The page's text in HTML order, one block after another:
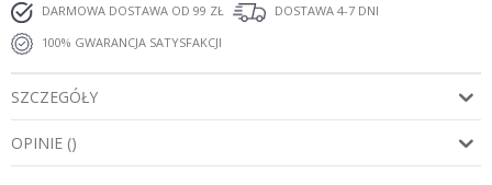
DARMOWA DOSTAWA OD 99 ZŁ
DOSTAWA 4-7 DNI
100% GWARANCJA SATYSFAKCJI
SZCZEGÓŁY
OPINIE ()